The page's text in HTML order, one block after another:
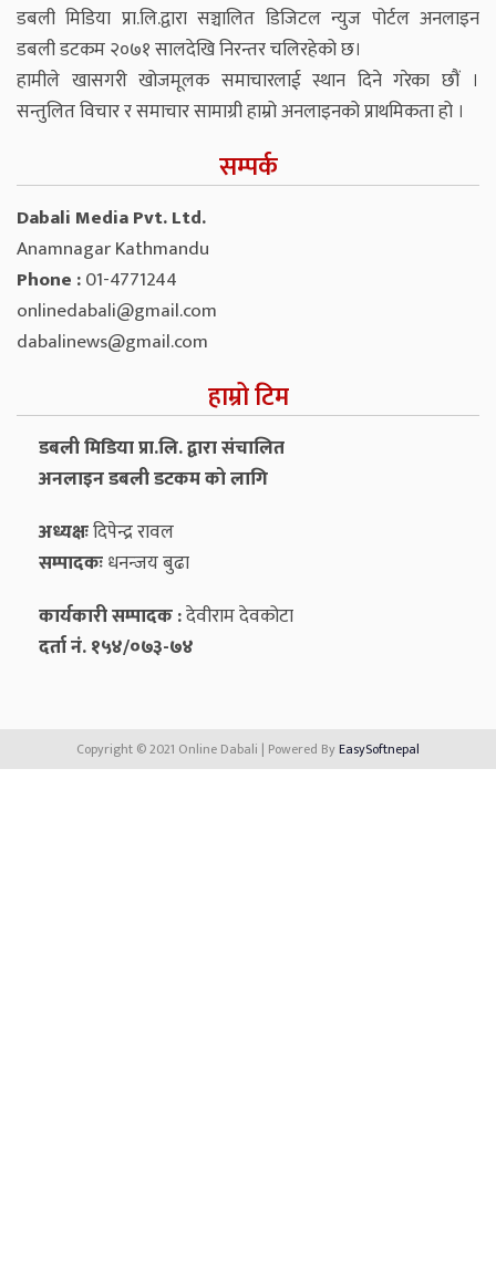
डबली मिडिया प्रा.लि.द्वारा सञ्चालित डिजिटल न्युज पोर्टल अनलाइन
डबली डटकम २०७१ सालदेखि निरन्तर चलिरहेको छ।
हामीले खासगरी खोजमूलक समाचारलाई स्थान दिने गरेका छौं ।
सन्तुलित विचार र समाचार सामाग्री हाम्रो अनलाइनको प्राथमिकता हो ।
सम्पर्क
Dabali Media Pvt. Ltd.
Anamnagar Kathmandu
Phone :01-4771244
onlinedabali@gmail.com
dabalinews@gmail.com
हाम्रो टिम
डबली मिडिया प्रा.लि. द्वारा संचालित
अनलाइन डबली डटकम को लागि
अध्यक्षःदिपेन्द्र रावल
सम्पादकःधनन्‍जय बुढा
कार्यकारी सम्पादक :देवीराम देवकोटा
दर्ता नं. १५४/०७३-७४
Copyright © 2021 Online Dabali | Powered ByEasySoftnepal